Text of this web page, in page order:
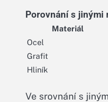
Porovnání s
Materiál
Ocel
Grafit
Hliník
Ve srovnání s